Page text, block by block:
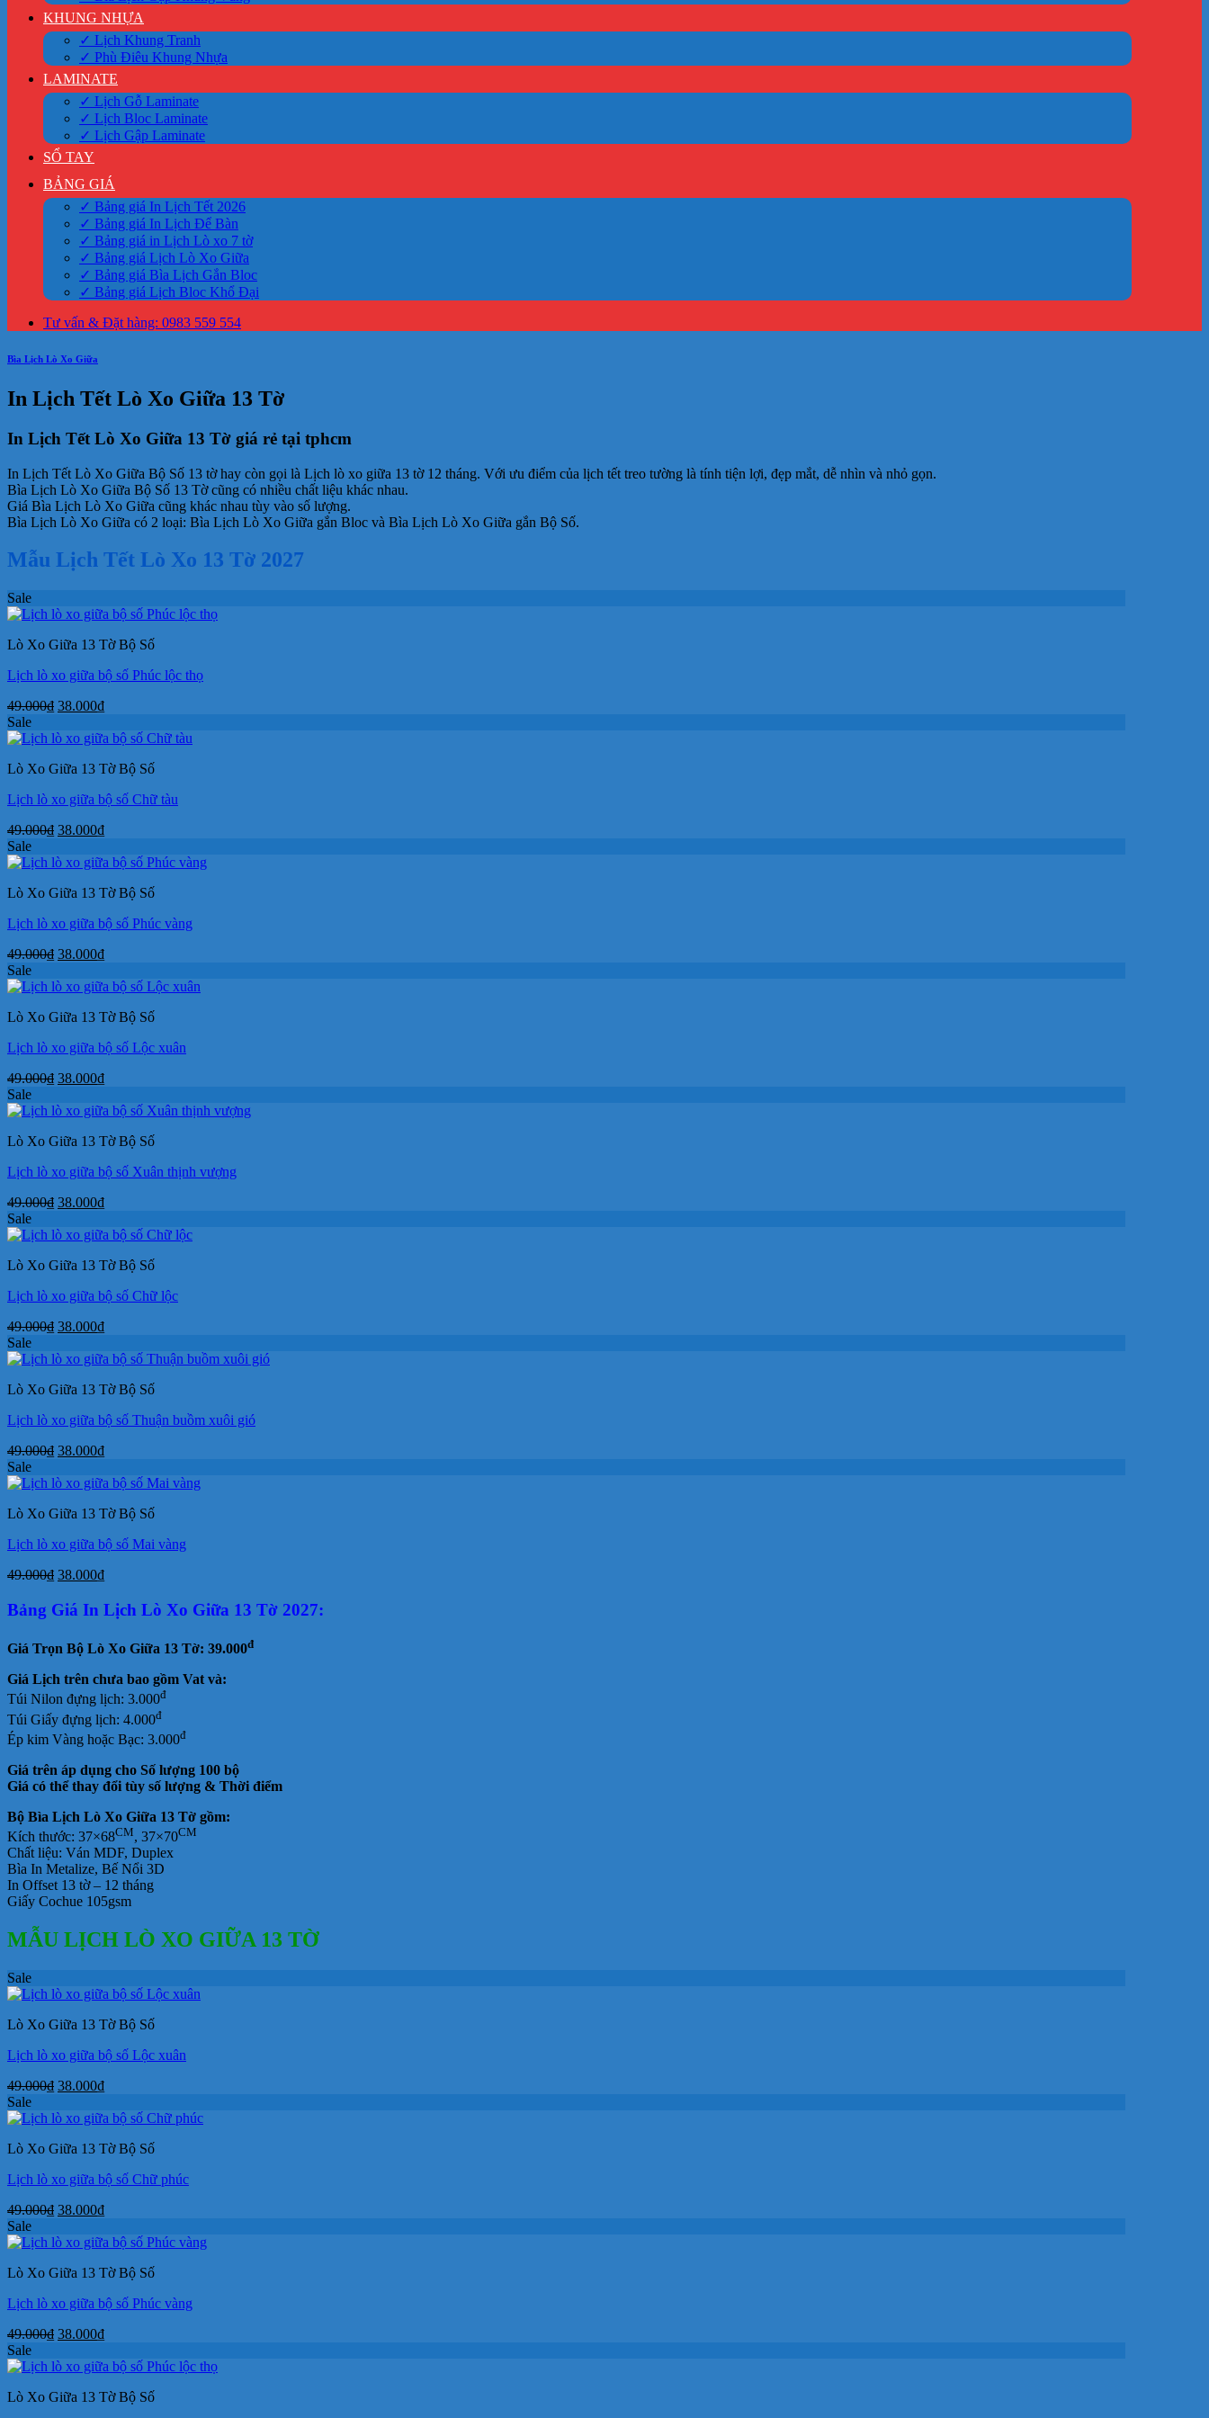
KHUNG NHỰA
✓ Lịch Khung Tranh
✓ Phù Điêu Khung Nhựa
LAMINATE
✓ Lịch Gỗ Laminate
✓ Lịch Bloc Laminate
✓ Lịch Gập Laminate
SỔ TAY
BẢNG GIÁ
✓ Bảng giá In Lịch Tết 2026
✓ Bảng giá In Lịch Để Bàn
✓ Bảng giá in Lịch Lò xo 7 tờ
✓ Bảng giá Lịch Lò Xo Giữa
✓ Bảng giá Bìa Lịch Gắn Bloc
✓ Bảng giá Lịch Bloc Khổ Đại
Tư vấn & Đặt hàng: 0983 559 554
Bìa Lịch Lò Xo Giữa
In Lịch Tết Lò Xo Giữa 13 Tờ
In Lịch Tết Lò Xo Giữa 13 Tờ giá rẻ tại tphcm
In Lịch Tết Lò Xo Giữa Bộ Số 13 tờ hay còn gọi là Lịch lò xo giữa 13 tờ 12 tháng. Với ưu điểm của lịch tết treo tường là tính tiện lợi, đẹp mắt, dễ nhìn và nhỏ gọn.
Bìa Lịch Lò Xo Giữa Bộ Số 13 Tờ cũng có nhiều chất liệu khác nhau.
Giá Bìa Lịch Lò Xo Giữa cũng khác nhau tùy vào số lượng.
Bìa Lịch Lò Xo Giữa có 2 loại: Bìa Lịch Lò Xo Giữa gắn Bloc và Bìa Lịch Lò Xo Giữa gắn Bộ Số.
Mẫu Lịch Tết Lò Xo 13 Tờ 2027
Sale
Lò Xo Giữa 13 Tờ Bộ Số
Lịch lò xo giữa bộ số Phúc lộc thọ
49.000₫ Giá
là:
38.000₫Giá
tại
38.000₫.
Sale
Lò Xo Giữa 13 Tờ Bộ Số
Lịch lò xo giữa bộ số Chữ tàu
49.000₫ Giá
là:
38.000₫Giá
tại
38.000₫.
Sale
Lò Xo Giữa 13 Tờ Bộ Số
Lịch lò xo giữa bộ số Phúc vàng
49.000₫ Giá
là:
38.000₫Giá
tại
38.000₫.
Sale
Lò Xo Giữa 13 Tờ Bộ Số
Lịch lò xo giữa bộ số Lộc xuân
49.000₫ Giá
là:
38.000₫Giá
tại
38.000₫.
Sale
Lò Xo Giữa 13 Tờ Bộ Số
Lịch lò xo giữa bộ số Xuân thịnh vượng
49.000₫ Giá
là:
38.000₫Giá
tại
38.000₫.
Sale
Lò Xo Giữa 13 Tờ Bộ Số
Lịch lò xo giữa bộ số Chữ lộc
49.000₫ Giá
là:
38.000₫Giá
tại
38.000₫.
Sale
Lò Xo Giữa 13 Tờ Bộ Số
Lịch lò xo giữa bộ số Thuận buồm xuôi gió
49.000₫ Giá
là:
38.000₫Giá
tại
38.000₫.
Sale
Lò Xo Giữa 13 Tờ Bộ Số
Lịch lò xo giữa bộ số Mai vàng
49.000₫ Giá
là:
38.000₫Giá
tại
là:
Bảng Giá In Lịch Lò Xo Giữa 13 Tờ 2027:
Giá Trọn Bộ Lò Xo Giữa 13 Tờ: 39.000đ
Giá Lịch trên chưa bao gồm Vat và:
Túi Nilon đựng lịch: 3.000đ
Túi Giấy đựng lịch: 4.000đ
Ép kim Vàng hoặc Bạc: 3.000đ
Giá trên áp dụng cho Số lượng 100 bộ
Giá có thể thay đổi tùy số lượng & Thời điểm
Bộ Bìa Lịch Lò Xo Giữa 13 Tờ gồm:
Kích thước: 37×68CM, 37×70CM
Chất liệu: Ván MDF, Duplex
Bìa In Metalize, Bế Nổi 3D
In Offset 13 tờ – 12 tháng
Giấy Cochue 105gsm
MẪU LỊCH LÒ XO GIỮA 13 TỜ
Sale
Lò Xo Giữa 13 Tờ Bộ Số
Lịch lò xo giữa bộ số Lộc xuân
49.000₫ Giá
là:
38.000₫Giá
tại
38.000₫.
Sale
Lò Xo Giữa 13 Tờ Bộ Số
Lịch lò xo giữa bộ số Chữ phúc
49.000₫ Giá
là:
38.000₫Giá
tại
38.000₫.
Sale
Lò Xo Giữa 13 Tờ Bộ Số
Lịch lò xo giữa bộ số Phúc vàng
49.000₫ Giá
là:
38.000₫Giá
tại
38.000₫.
Sale
Lò Xo Giữa 13 Tờ Bộ Số